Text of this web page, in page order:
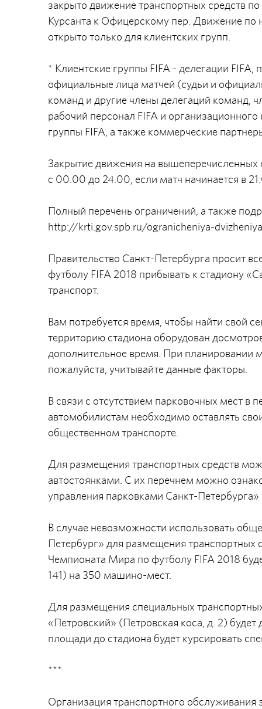
закрыто движение транспортных средств
Курсанта к Офицерскому пер. Движение по
открыто только для клиентских групп.
* Клиентские группы FIFA - делегации FIFA,
официальные лица матчей (судьи и
команд и другие члены делегаций команд,
рабочий персонал FIFA и
группы FIFA, а также коммерческие
Закрытие движения на вышеперечисленных
с 00.00 до 24.00, если матч начинается в
Полный перечень ограничений, а также
http://krti.gov.spb.ru/ogranicheniya-
Правительство Санкт-Петербурга просит
футболу FIFA 2018 прибывать к стадиону
транспорт.
Вам потребуется время, чтобы найти свой
территорию стадиона оборудован
дополнительное время. При планировании
пожалуйста, учитывайте данные факторы.
В связи с отсутствием парковочных мест в
автомобилистам необходимо оставлять
общественном транспорте.
Для размещения транспортных средств
автостоянками. С их перечнем можно
управления парковками Санкт-
В случае невозможности использовать
Петербург» для размещения транспортных
Чемпионата Мира по футболу FIFA 2018
141) на 350 машино-мест.
Для размещения специальных
«Петровский» (Петровская коса, д. 2)
площади до стадиона будет курсировать
***
Организация транспортного обслуживания